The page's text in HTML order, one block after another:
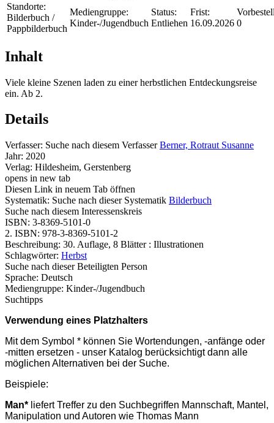
Standorte:
Bilderbuch /
Pappbilderbuch
Mediengruppe:
Kinder-/Jugendbuch
Status:
Entliehen
Frist:
16.09.2026 0
Inhalt
Viele kleine Szenen laden zu einer herbstlichen Entdeckungsreise
ein. Ab 2.
Details
Verfasser: Suche nach diesem Verfasser Berner, Rotraut Susanne
Jahr: 2020
Verlag: Hildesheim, Gerstenberg
opens in new tab
Diesen Link in neuem Tab öffnen
Systematik: Suche nach dieser Systematik Bilderbuch
Suche nach diesem Interessenskreis
ISBN: 3-8369-5101-0
2. ISBN: 978-3-8369-5101-2
Beschreibung: 30. Auflage, 8 Blätter : Illustrationen
Schlagwörter: Herbst
Suche nach dieser Beteiligten Person
Sprache: Deutsch
Mediengruppe: Kinder-/Jugendbuch
Suchtipps
Verwendung eines Platzhalters
Mit dem Symbol * können Sie Wortendungen, -anfänge oder
-mitten ersetzen - unser Katalog berücksichtigt dann alle
möglichen Alternativen bei der Suche.
Beispiele:
Man* liefert Treffer zu den Suchbegriffen Mannschaft, Mantel,
Manipulation und Autoren wie Thomas Mann